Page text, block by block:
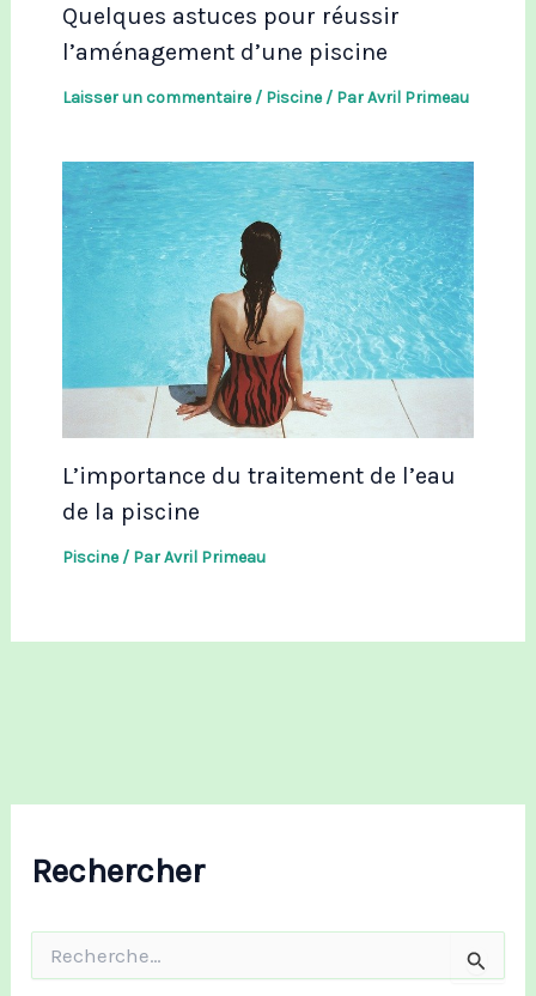
Rechercher
Quelques astuces pour réussir
l’aménagement d’une piscine
Laisser un commentaire / Piscine/ ParAvril Primeau
L’importance du traitement de l’eau
de la piscine
Piscine/ ParAvril Primeau